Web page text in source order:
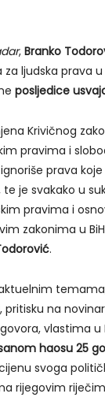
, Branko
ljudska prava u
posljedice
Krivičnog
pravima i
prava
te je svakako u
pravima i
zakonima u
.
, pritisku na
vlastima u
haosu 25
svoga
rijegovim